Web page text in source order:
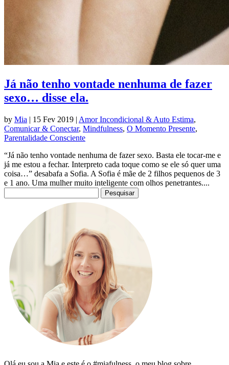
Já não tenho vontade nenhuma de fazer
sexo… disse ela.
by Mia | 15 Fev 2019 | Amor Incondicional & Auto Estima,
Comunicar & Conectar, Mindfulness, O Momento Presente,
Parentalidade Consciente
“Já não tenho vontade nenhuma de fazer sexo. Basta ele tocar-me e
já me estou a fechar. Interpreto cada toque como se ele só quer uma
coisa…” desabafa a Sofia. A Sofia é mãe de 2 filhos pequenos de 3
e 1 ano. Uma mulher muito inteligente com olhos penetrantes....
por: